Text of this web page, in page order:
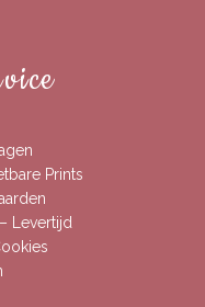
Prints
Levertijd